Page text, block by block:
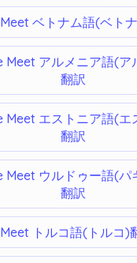
ベトナム語(ベト
Meet アルメニア語(ア
翻訳
Meet エストニア語(エ
翻訳
Meet ウルドゥー語(パ
翻訳
トルコ語(トルコ)